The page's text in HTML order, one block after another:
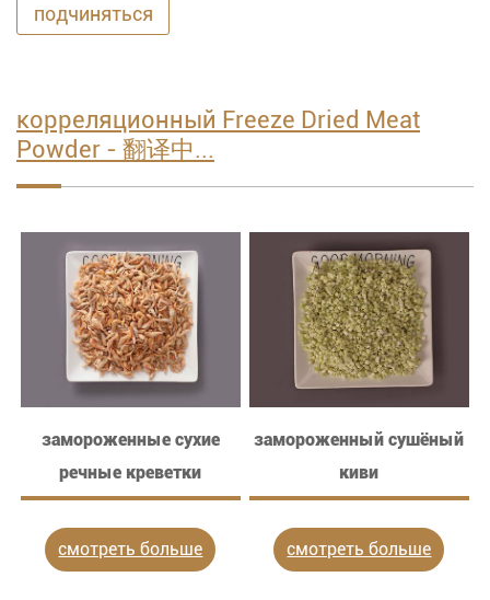
подчиняться
корреляционный Freeze Dried Meat
Powder - 翻译中...
замороженные сухие
речные креветки
смотреть больше
замороженный сушёный
киви
смотреть больше